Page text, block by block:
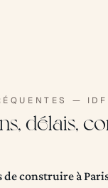
— IDF
délais,
construire à